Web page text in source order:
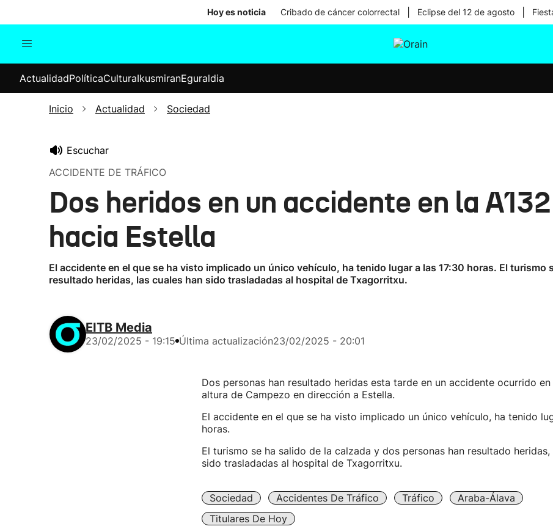
Hoy es noticia Cribado de cáncer colorrectal Eclipse del 12 de agosto
Internacional
Elecciones
ActualidadPolíticaCulturaIkusmiranEguraldia
Inicio Actualidad Sociedad
Escuchar
ACCIDENTE DE TRÁFICO
Dos heridos en un accidente en la
hacia Estella
El accidente en el que se ha visto implicado un único vehículo, ha tenido lugar a las 17:30 horas. El turismo
resultado heridas, las cuales han sido trasladadas al hospital de Txagorritxu.
EITB Media
23/02/2025 - 19:15 Última actualización23/02/2025 - 20:01
Dos personas han resultado heridas esta tarde en un accidente ocurrido en
altura de Campezo en dirección a Estella.
El accidente en el que se ha visto implicado un único vehículo, ha tenido
horas.
El turismo se ha salido de la calzada y dos personas han resultado heridas,
sido trasladadas al hospital de Txagorritxu.
Sociedad Accidentes De Tráfico Tráfico
Araba-Álava
Titulares De Hoy